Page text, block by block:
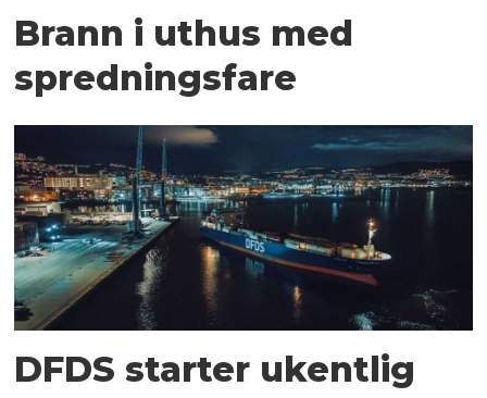
Brann i uthus med
spredningsfare
DFDS starter ukentlig